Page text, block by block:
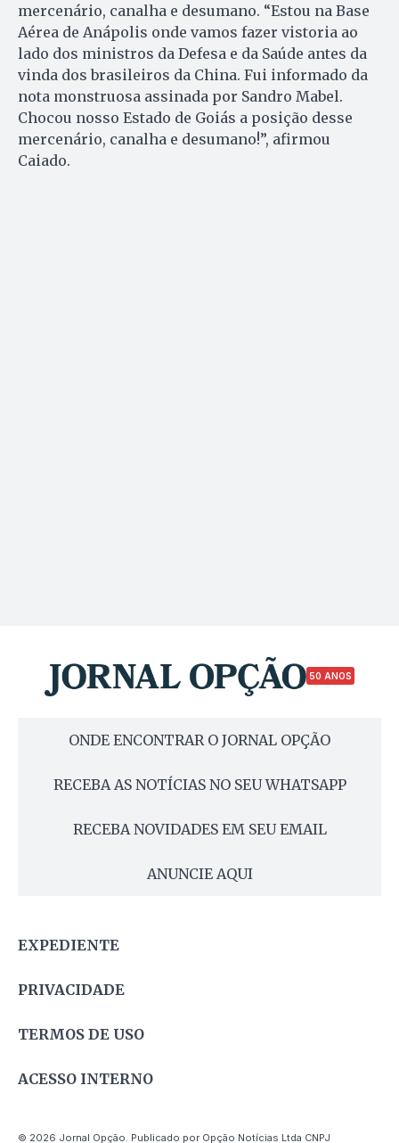
mercenário, canalha e desumano. “Estou na Base
Aérea de Anápolis onde vamos fazer vistoria ao
lado dos ministros da Defesa e da Saúde antes da
vinda dos brasileiros da China. Fui informado da
nota monstruosa assinada por Sandro Mabel.
Chocou nosso Estado de Goiás a posição desse
mercenário, canalha e desumano!”, afirmou
Caiado.
50 ANOS
ONDE ENCONTRAR O JORNAL OPÇÃO
RECEBA AS NOTÍCIAS NO SEU WHATSAPP
RECEBA NOVIDADES EM SEU EMAIL
ANUNCIE AQUI
EXPEDIENTE
PRIVACIDADE
TERMOS DE USO
ACESSO INTERNO
© 2026 Jornal Opção. Publicado por Opção Notícias Ltda CNPJ